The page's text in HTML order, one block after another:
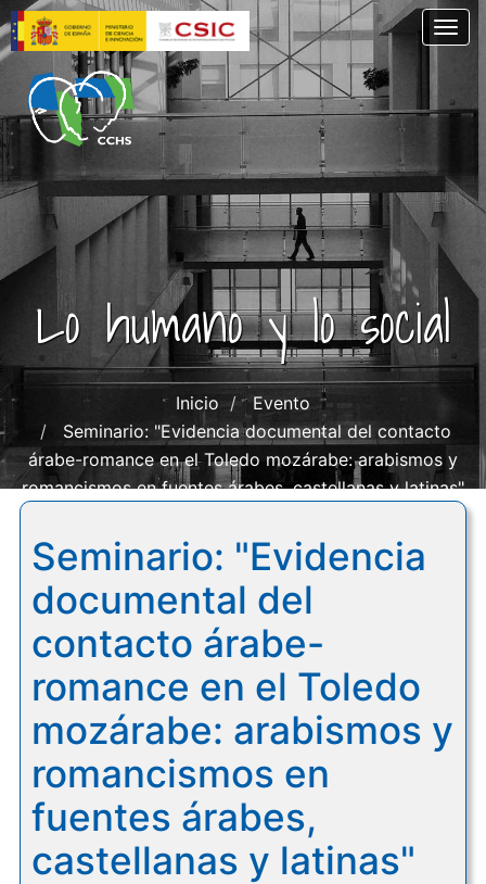
Pasar
al
contenido
principal
Lo humano y lo social
Inicio
Evento
Seminario: "Evidencia documental del contacto
árabe-romance en el Toledo mozárabe: arabismos y
romancismos en fuentes árabes, castellanas y latinas"
Seminario: "Evidencia
documental del
contacto árabe-
romance en el Toledo
mozárabe: arabismos y
romancismos en
fuentes árabes,
castellanas y latinas"